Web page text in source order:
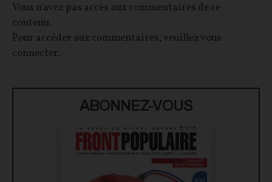
Vous n'avez pas accès aux commentaires de ce
contenu.
Pour accéder aux commentaires, veuillez vous
connecter.
ABONNEZ-VOUS